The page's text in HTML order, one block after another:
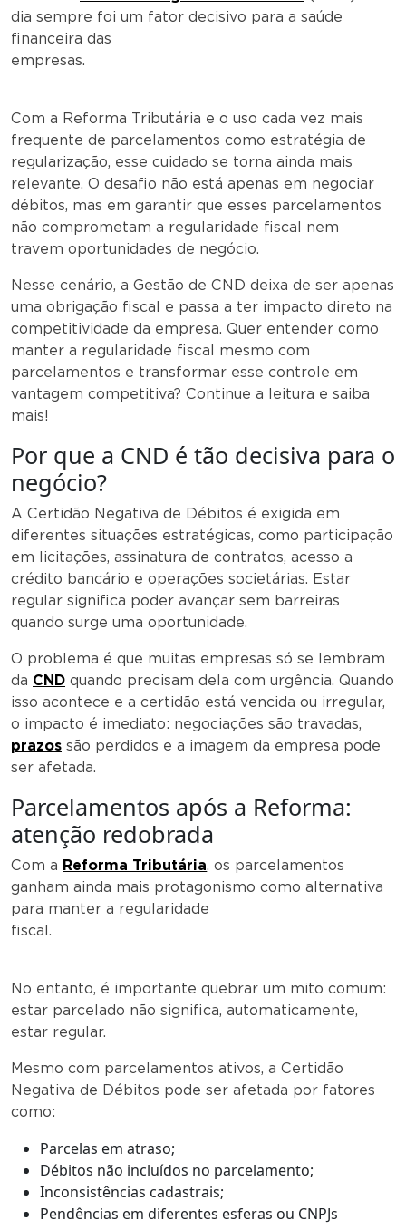
dia sempre foi um fator decisivo para a saúde
financeira das
empresas.
Com a Reforma Tributária e o uso cada vez mais
frequente de parcelamentos como estratégia de
regularização, esse cuidado se torna ainda mais
relevante. O desafio não está apenas em negociar
débitos, mas em garantir que esses parcelamentos
não comprometam a regularidade fiscal nem
travem oportunidades de negócio.
Nesse cenário, a Gestão de CND deixa de ser apenas
uma obrigação fiscal e passa a ter impacto direto na
competitividade da empresa. Quer entender como
manter a regularidade fiscal mesmo com
parcelamentos e transformar esse controle em
vantagem competitiva? Continue a leitura e saiba
mais!
Por que a CND é tão decisiva para o
negócio?
A Certidão Negativa de Débitos é exigida em
diferentes situações estratégicas, como participação
em licitações, assinatura de contratos, acesso a
crédito bancário e operações societárias. Estar
regular significa poder avançar sem barreiras
quando surge uma oportunidade.
O problema é que muitas empresas só se lembram
da CND quando precisam dela com urgência. Quando
isso acontece e a certidão está vencida ou irregular,
o impacto é imediato: negociações são travadas,
prazos são perdidos e a imagem da empresa pode
ser afetada.
Parcelamentos após a Reforma:
atenção redobrada
Com a Reforma Tributária, os parcelamentos
ganham ainda mais protagonismo como alternativa
para manter a regularidade
fiscal.
No entanto, é importante quebrar um mito comum:
estar parcelado não significa, automaticamente,
estar regular.
Mesmo com parcelamentos ativos, a Certidão
Negativa de Débitos pode ser afetada por fatores
como:
Parcelas em atraso;
Débitos não incluídos no parcelamento;
Inconsistências cadastrais;
Pendências em diferentes esferas ou CNPJs